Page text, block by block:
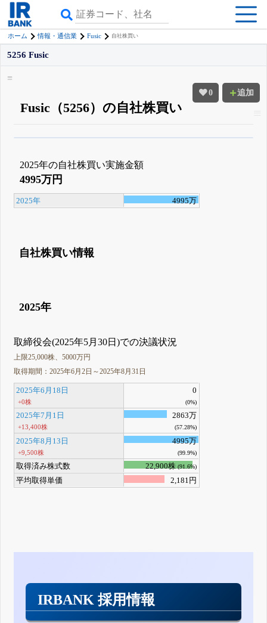
ホーム 情報・通信業 Fusic 自社株買い
0 追加
5256 Fusic
Fusic（5256）の自社株買い
詳しく見られる 無料でβ版をはじめる
登録すると永久30%OFFと米株版の先行利用も付きます
2025年の自社株買い実施金額
4995万円
2025年 4995万
自社株買い情報
2025年
取締役会(2025年5月30日)での決議状況
上限25,000株、5000万円
取得期間：2025年6月2日～2025年8月31日
2025年6月18日
+0株
0
(0%)
2025年7月1日
+13,400株
2863万
(57.28%)
2025年8月13日
+9,500株
4995万
(99.9%)
取得済み株式数 22,900株 (91.6%)
平均取得単価 2,181円
IRBANK 採用情報